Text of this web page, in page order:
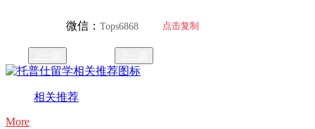
微信：Tops6868 点击复制
相关推荐
More